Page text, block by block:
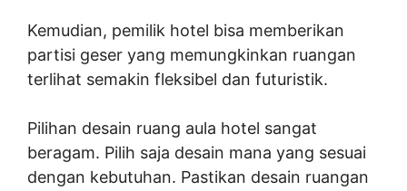
Kemudian, pemilik hotel bisa memberikan
partisi geser yang memungkinkan ruangan
terlihat semakin fleksibel dan futuristik.
Pilihan desain ruang aula hotel sangat
beragam. Pilih saja desain mana yang sesuai
dengan kebutuhan. Pastikan desain ruangan